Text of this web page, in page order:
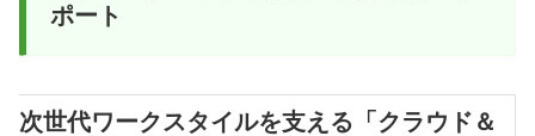
ポート
次世代ワークスタイルを支える「クラウド＆